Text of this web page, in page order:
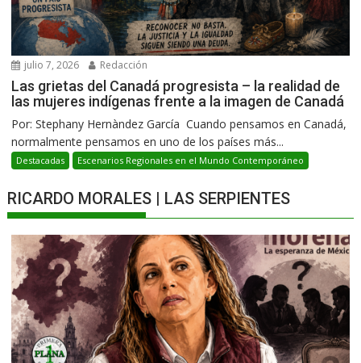
julio 7, 2026 Redacción
Las grietas del Canadá progresista – la realidad de
las mujeres indígenas frente a la imagen de Canadá
Por: Stephany Hernàndez García Cuando pensamos en Canadá,
normalmente pensamos en uno de los países más...
Destacadas Escenarios Regionales en el Mundo Contemporáneo
RICARDO MORALES | LAS SERPIENTES